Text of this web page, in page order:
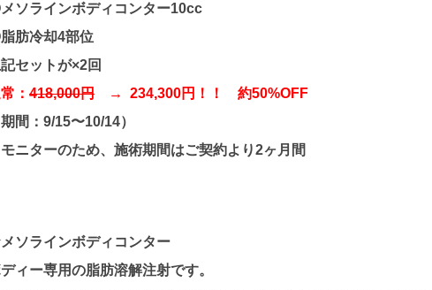
ソラインボディコンター10cc
肪冷却4部位
セットが×2回
： 418,000円 → 234,300円！！ 約50%OFF
間：9/15〜10/14）
ニターのため、施術期間はご契約より2ヶ月間
ソラインボディコンター
ィー専用の脂肪溶解注射です。